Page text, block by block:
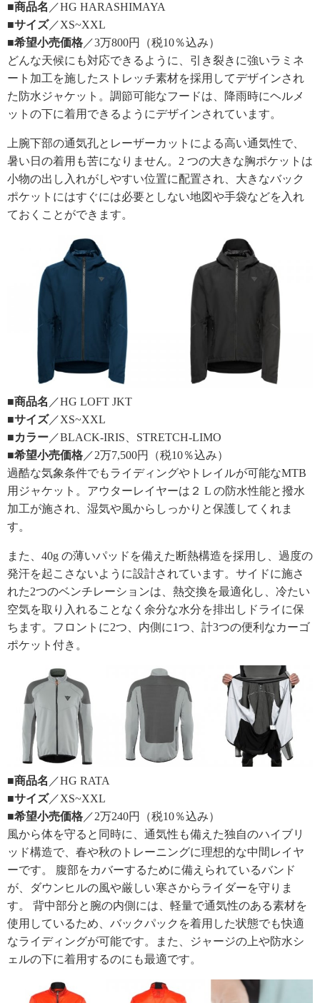
■商品名 ／HG HARASHIMAYA
■サイズ／XS~XXL
■希望小売価格 ／3万800円（税10％込み）
どんな天候にも対応できるように、引き裂きに強いラミネ
ート加工を施したストレッチ素材を採用してデザインされ
た防水ジャケット。調節可能なフードは、降雨時にヘルメ
ットの下に着用できるようにデザインされています。
上腕下部の通気孔とレーザーカットによる高い通気性で、
暑い日の着用も苦になりません。2 つの大きな胸ポケットは
小物の出し入れがしやすい位置に配置され、大きなバック
ポケットにはすぐには必要としない地図や手袋などを入れ
ておくことができます。
■商品名 ／HG LOFT JKT
■サイズ／XS~XXL
■カラー ／BLACK-IRIS、STRETCH-LIMO
■希望小売価格 ／2万7,500円（税10％込み）
過酷な気象条件でもライディングやトレイルが可能なMTB
用ジャケット。アウターレイヤーは２ L の防水性能と撥水
加工が施され、湿気や風からしっかりと保護してくれま
す。
また、40g の薄いパッドを備えた断熱構造を採用し、過度の
発汗を起こさないように設計されています。サイドに施さ
れた2つのベンチレーションは、熱交換を最適化し、冷たい
空気を取り入れることなく余分な水分を排出しドライに保
ちます。フロントに2つ、内側に1つ、計3つの便利なカーゴ
ポケット付き。
■商品名 ／HG RATA
■サイズ／XS~XXL
■希望小売価格 ／2万240円（税10％込み）
風から体を守ると同時に、通気性も備えた独自のハイブリ
ッド構造で、春や秋のトレーニングに理想的な中間レイヤ
ーです。 腹部をカバーするために備えられているバンド
が、ダウンヒルの風や厳しい寒さからライダーを守りま
す。 背中部分と腕の内側には、軽量で通気性のある素材を
使用しているため、バックパックを着用した状態でも快適
なライディングが可能です。また、ジャージの上や防水シ
ェルの下に着用するのにも最適です。